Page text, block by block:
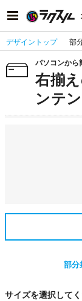
デザイントップ 部
パソコンから
右揃
ンテ
部分
サイズを選択して